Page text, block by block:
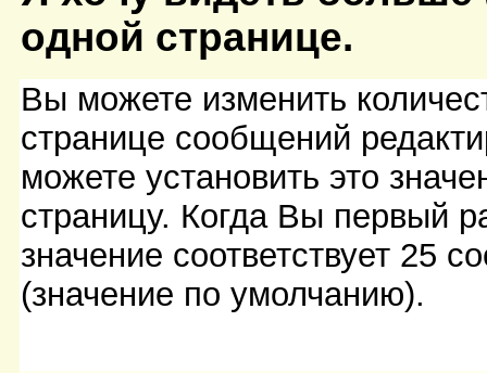
одной странице.
Вы можете изменить
странице сообщений
можете установить это
страницу. Когда Вы первый
значение соответствует 25
(значение по умолчанию).